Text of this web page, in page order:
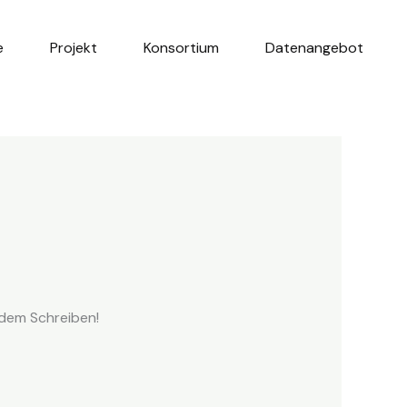
Projekt Konsortium Datenangebot
Schreiben!